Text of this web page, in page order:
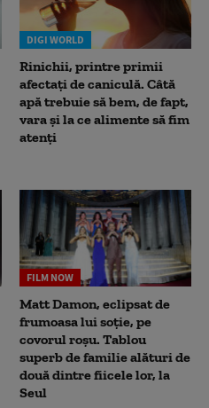
DIGI WORLD
Rinichii, printre primii
afectați de caniculă. Câtă
apă trebuie să bem, de fapt,
vara și la ce alimente să fim
atenți
FILM NOW
Matt Damon, eclipsat de
frumoasa lui soție, pe
covorul roșu. Tablou
superb de familie alături de
două dintre fiicele lor, la
Seul